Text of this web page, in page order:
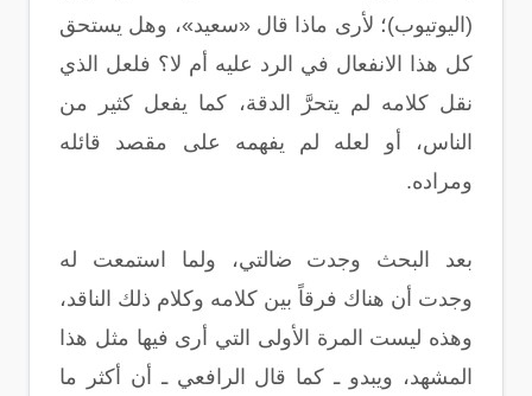
(اليوتيوب)؛ لأرى ماذا قال «سعيد»، وهل يستحق
كل هذا الانفعال في الرد عليه أم لا؟ فلعل الذي
نقل كلامه لم يتحرَّ الدقة، كما يفعل كثير من
الناس، أو لعله لم يفهمه على مقصد قائله
ومراده.
بعد البحث وجدت ضالتي، ولما استمعت له
وجدت أن هناك فرقاً بين كلامه وكلام ذلك الناقد،
وهذه ليست المرة الأولى التي أرى فيها مثل هذا
المشهد، ويبدو ـ كما قال الرافعي ـ أن أكثر ما